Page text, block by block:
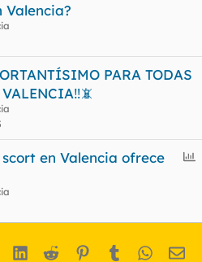
Valencia?
PARA TODAS
e
en Valencia ofrece
LinkedIn
Reddit Pinterest
Tumblr